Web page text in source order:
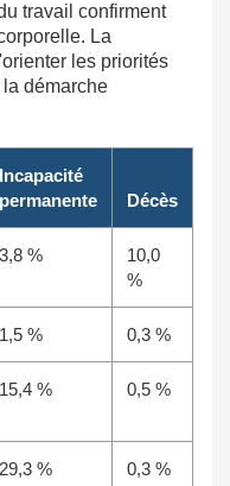
travail confirment
La
les priorités
démarche
Incapacité
permanente
Décès
3,8 %
10,0
%
1,5 % 0,3 %
15,4 % 0,5 %
29,3 % 0,3 %